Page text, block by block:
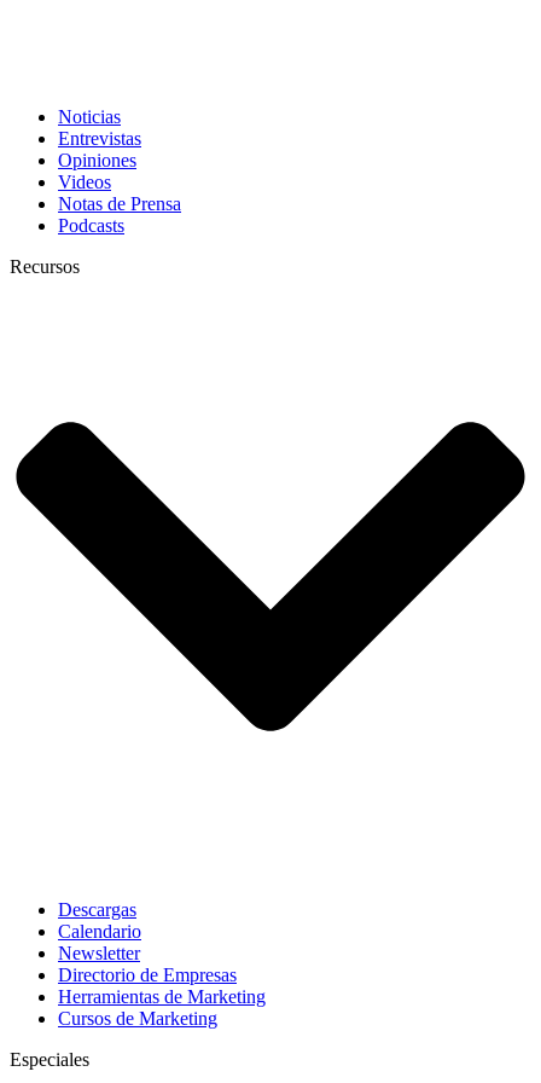
Noticias
Entrevistas
Opiniones
Videos
Notas de Prensa
Podcasts
Recursos
Descargas
Calendario
Newsletter
Directorio de Empresas
Herramientas de Marketing
Cursos de Marketing
Especiales